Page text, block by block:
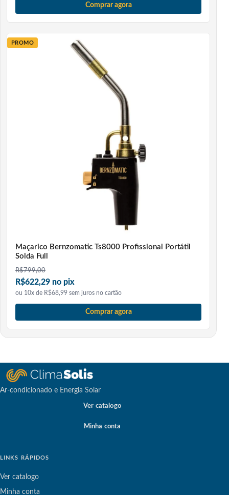
Comprar agora
PROMO
Maçarico Bernzomatic Ts8000 Profissional Portátil
Solda Full
R$799,00
R$622,29 no pix
ou 10x de R$68,99 sem juros no cartão
Comprar agora
Ar-condicionado e Energia Solar
Ver catalogo
Minha conta
LINKS RÁPIDOS
Ver catalogo
Minha conta